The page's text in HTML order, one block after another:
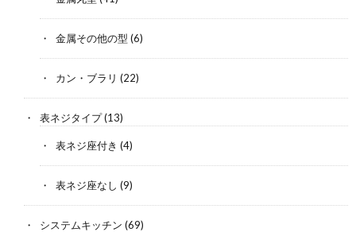
金属その他の型 (6)
カン・ブラリ (22)
表ネジタイプ(13)
表ネジ座付き (4)
表ネジ座なし (9)
システムキッチン (69)